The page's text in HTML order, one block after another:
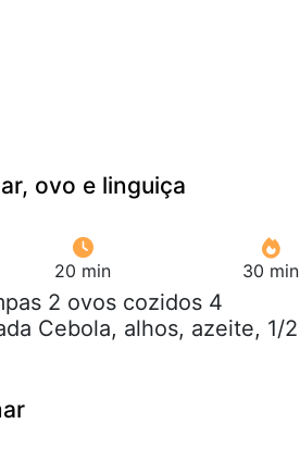
ovo e linguiça
20 min 30 min
2 ovos cozidos 4
Cebola, alhos, azeite, 1/2